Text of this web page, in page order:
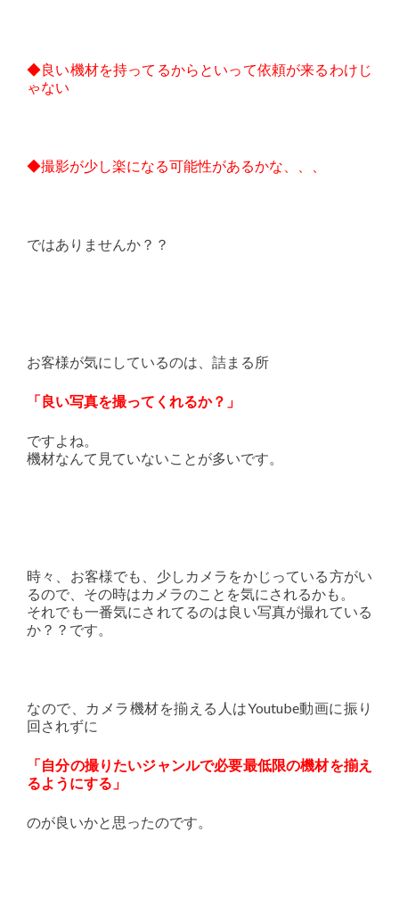
◆良い機材を持ってるからといって依頼が来るわけじ
ゃない
◆撮影が少し楽になる可能性があるかな、、、
ではありませんか？？
お客様が気にしているのは、詰まる所
「良い写真を撮ってくれるか？」
ですよね。
機材なんて見ていないことが多いです。
時々、お客様でも、少しカメラをかじっている方がい
るので、その時はカメラのことを気にされるかも。
それでも一番気にされてるのは良い写真が撮れている
か？？です。
なので、カメラ機材を揃える人はYoutube動画に振り
回されずに
「自分の撮りたいジャンルで必要最低限の機材を揃え
るようにする」
のが良いかと思ったのです。